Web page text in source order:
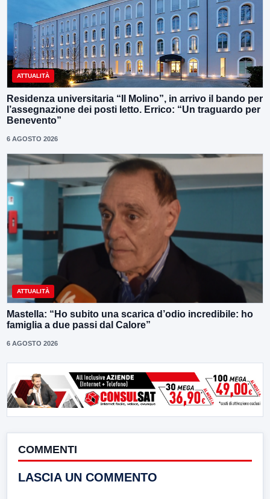
ATTUALITÀ
Residenza universitaria “Il Molino”, in arrivo il bando per
l’assegnazione dei posti letto. Errico: “Un traguardo per
Benevento”
6 AGOSTO 2026
ATTUALITÀ
Mastella: “Ho subito una scarica d’odio incredibile: ho
famiglia a due passi dal Calore”
6 AGOSTO 2026
COMMENTI
LASCIA UN COMMENTO